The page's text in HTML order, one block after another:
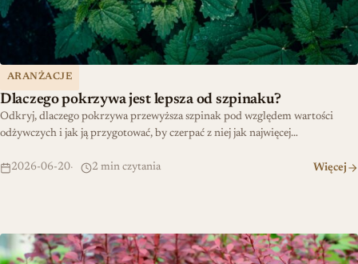
ARANŻACJE
Dlaczego pokrzywa jest lepsza od szpinaku?
Odkryj, dlaczego pokrzywa przewyższa szpinak pod względem wartości
odżywczych i jak ją przygotować, by czerpać z niej jak najwięcej…
2026-06-20 2 min czytania Więcej
Jak tworzyć piękne aranżacje z berberysami w ogrodzie